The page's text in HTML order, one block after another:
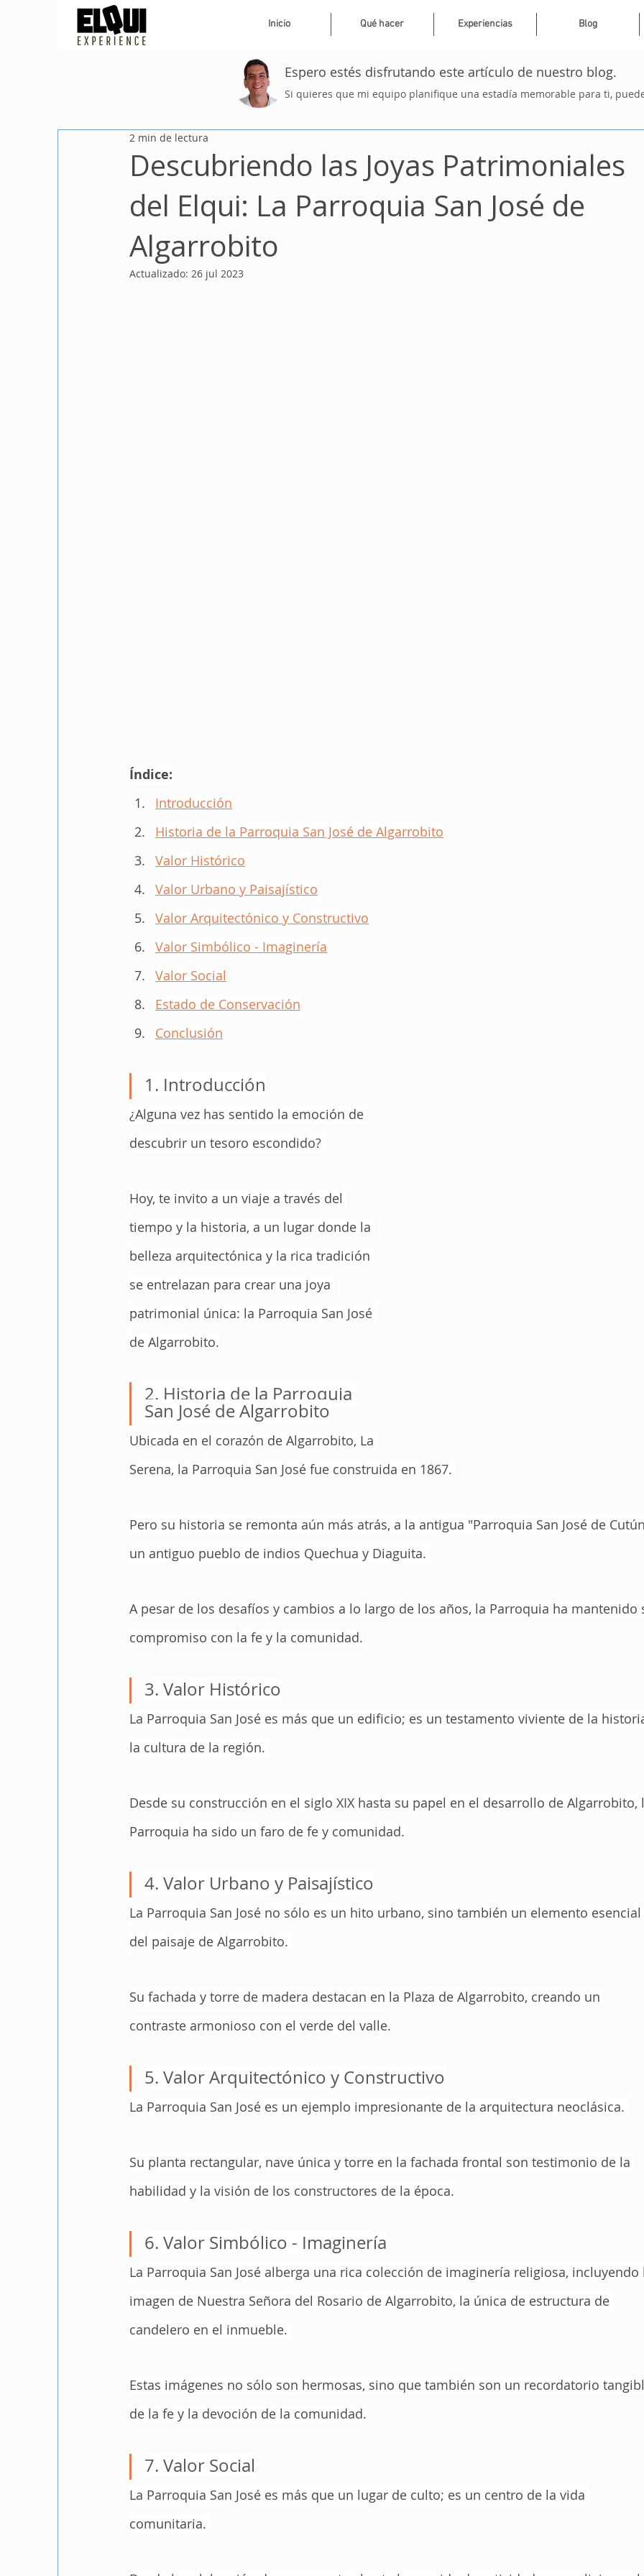
Inicio Qué hacer Experiencias Blog
Espero estés disfrutando este artículo de nuestro blog.
Si quieres que mi equipo planifique una estadía memorable para ti,
Descubriendo las Joyas Patrimoniales
del Elqui: La Parroquia San José de
Algarrobito
2 min de lectura
Actualizado: 26 jul 2023
Índice:
Introducción
Historia de la Parroquia San José de Algarrobito
Valor Histórico
Valor Urbano y Paisajístico
Valor Arquitectónico y Constructivo
Valor Simbólico - Imaginería
Valor Social
Estado de Conservación
Conclusión
1. Introducción
¿Alguna vez has sentido la emoción de
descubrir un tesoro escondido?
Hoy, te invito a un viaje a través del
tiempo y la historia, a un lugar donde la
belleza arquitectónica y la rica tradición
se entrelazan para crear una joya
patrimonial única: la Parroquia San José
de Algarrobito.
2. Historia de la Parroquia
San José de Algarrobito
Ubicada en el corazón de Algarrobito, La
Serena, la Parroquia San José fue construida en 1867.
Pero su historia se remonta aún más atrás, a la antigua "Parroquia San José de
un antiguo pueblo de indios Quechua y Diaguita.
A pesar de los desafíos y cambios a lo largo de los años, la Parroquia ha mantenido
compromiso con la fe y la comunidad.
3. Valor Histórico
La Parroquia San José es más que un edificio; es un testamento viviente de la
la cultura de la región.
Desde su construcción en el siglo XIX hasta su papel en el desarrollo de Algarrobito,
Parroquia ha sido un faro de fe y comunidad.
4. Valor Urbano y Paisajístico
La Parroquia San José no sólo es un hito urbano, sino también un elemento esencial
del paisaje de Algarrobito.
Su fachada y torre de madera destacan en la Plaza de Algarrobito, creando un
contraste armonioso con el verde del valle.
5. Valor Arquitectónico y Constructivo
La Parroquia San José es un ejemplo impresionante de la arquitectura neoclásica.
Su planta rectangular, nave única y torre en la fachada frontal son testimonio de la
habilidad y la visión de los constructores de la época.
6. Valor Simbólico - Imaginería
La Parroquia San José alberga una rica colección de imaginería religiosa, incluyendo
imagen de Nuestra Señora del Rosario de Algarrobito, la única de estructura de
candelero en el inmueble.
Estas imágenes no sólo son hermosas, sino que también son un recordatorio
de la fe y la devoción de la comunidad.
7. Valor Social
La Parroquia San José es más que un lugar de culto; es un centro de la vida
comunitaria.